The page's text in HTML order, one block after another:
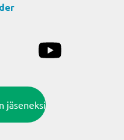
jäseneksi